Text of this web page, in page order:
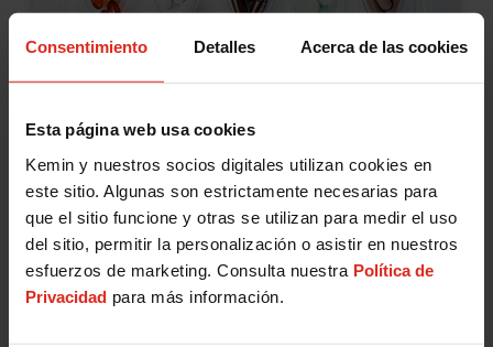
Consentimiento Detalles Acerca de las cookies
Esta página web usa cookies
Kemin y nuestros socios digitales utilizan cookies en
este sitio. Algunas son estrictamente necesarias para
que el sitio funcione y otras se utilizan para medir el uso
del sitio, permitir la personalización o asistir en nuestros
esfuerzos de marketing. Consulta nuestra Política de
Privacidad para más información.
Principales conclusiones de
Vitafoods Europe 2025
July 09, 2025
Vitafoods Europe 2025 superó las
expectativas en su nueva ciudad anfitriona,
Barcelona. Con una superficie de 75 000 m² y
la participación de más de 23 000
profesionales de 120 países, Vitafoods se
Nutrición y Salud Humana